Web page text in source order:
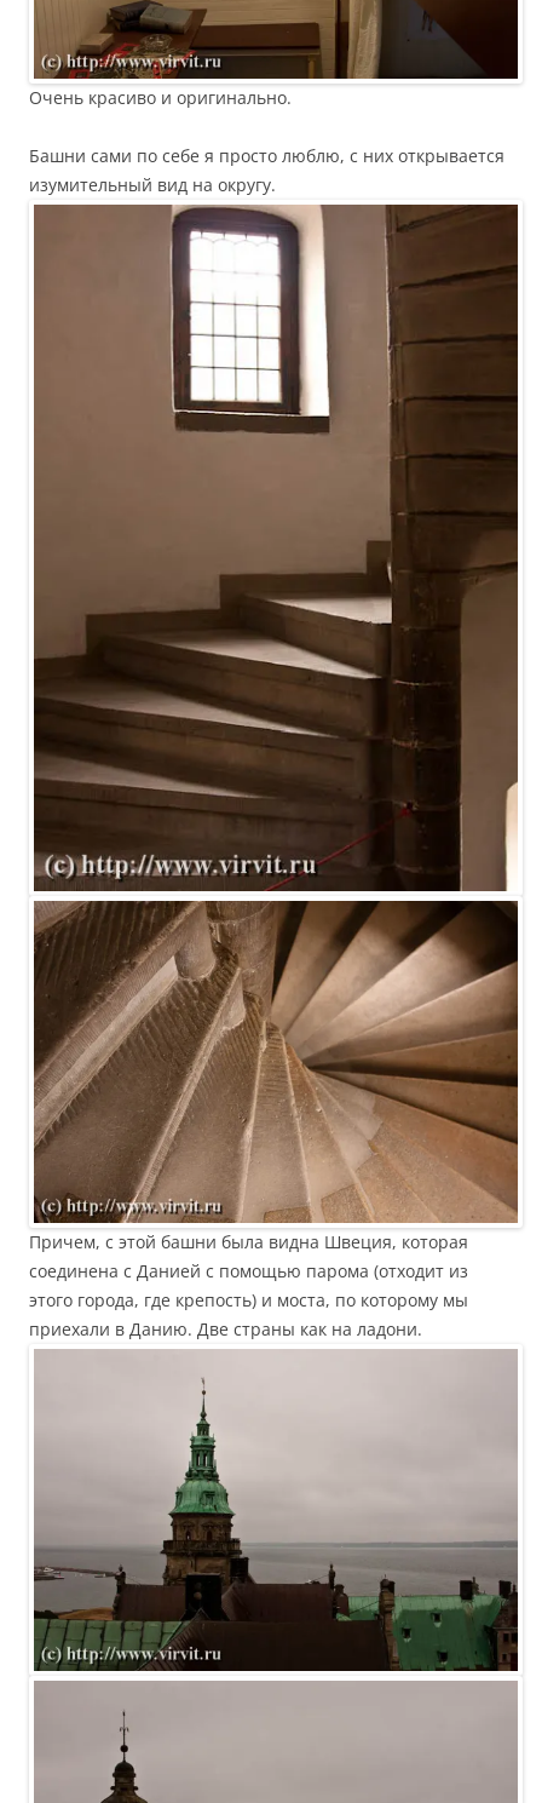
Очень красиво и оригинально.
Башни сами по себе я просто люблю, с них открывается
изумительный вид на округу.
Причем, с этой башни была видна Швеция, которая
соединена с Данией с помощью парома (отходит из
этого города, где крепость) и моста, по которому мы
приехали в Данию. Две страны как на ладони.